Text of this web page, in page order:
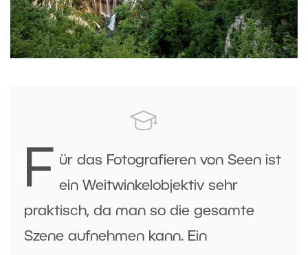
F
ür das Fotografieren von Seen ist
ein Weitwinkelobjektiv sehr
praktisch, da man so die gesamte
Szene aufnehmen kann. Ein